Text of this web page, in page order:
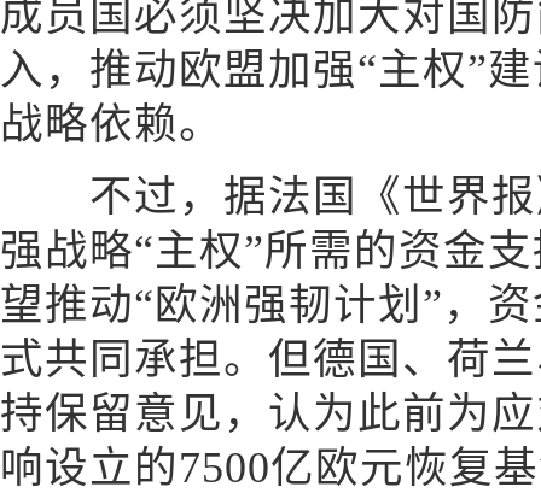
成员国必须坚决加大对国
入，推动欧盟加强“主权”
战略依赖。
不过，据法国《世界报
强战略“主权”所需的资金
望推动“欧洲强韧计划”，
式共同承担。但德国、荷
持保留意见，认为此前为
响设立的7500亿欧元恢复